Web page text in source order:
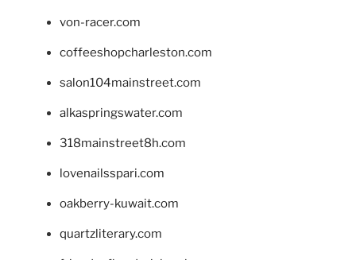
von-racer.com
coffeeshopcharleston.com
salon104mainstreet.com
alkaspringswater.com
318mainstreet8h.com
lovenailsspari.com
oakberry-kuwait.com
quartzliterary.com